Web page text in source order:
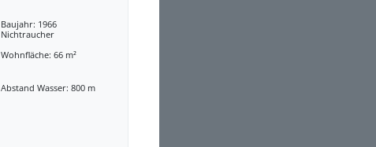
Baujahr: 1966
Nichtraucher
Wohnfläche: 66 m²
Abstand Wasser: 800 m